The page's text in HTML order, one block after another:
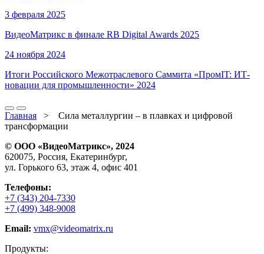
3 февраля 2025
ВидеоМатрикс в финале RB Digital Awards 2025
24 ноября 2024
Итоги Российского Межотраслевого Саммита «ПромIT: ИТ-
новации для промышленности» 2024
Главная > Сила металлургии – в плавках и цифровой
трансформации
© ООО «ВидеоМатрикс», 2024
620075, Россия, Екатеринбург,
ул. Горького 63, этаж 4, офис 401
Телефоны:
+7 (343) 204-7330
+7 (499) 348-9008
Email: vmx@videomatrix.ru
Продукты: